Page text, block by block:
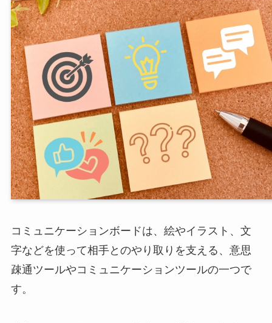
コミュニケーションボードは、絵やイラスト、文
字などを使って相手とのやり取りを支える、意思
疎通ツールやコミュニケーションツールの一つで
す。